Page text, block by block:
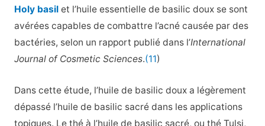
Holy basilet l’huile essentielle de basilic doux se sont
avérées capables de combattre l’acné causée par des
bactéries, selon un rapport publié dans l’International
Journal of Cosmetic Sciences.(11)
Dans cette étude, l’huile de basilic doux a légèrement
dépassé l’huile de basilic sacré dans les applications
topiques. Le thé à l’huile de basilic sacré, ou thé Tulsi,